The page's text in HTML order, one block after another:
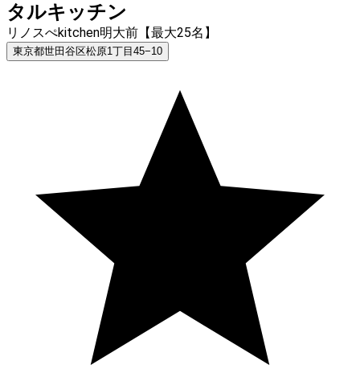
タルキッチン
リノスぺkitchen明大前【最大25名】
東京都世田谷区松原1丁目45−10